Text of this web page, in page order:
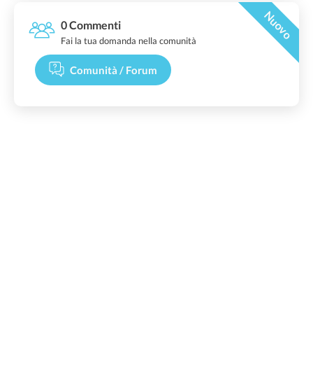
0 Commenti Nuovo
Fai la tua domanda nella comunità
Comunità / Forum